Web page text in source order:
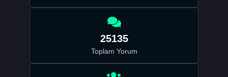
25135
Toplam Yorum